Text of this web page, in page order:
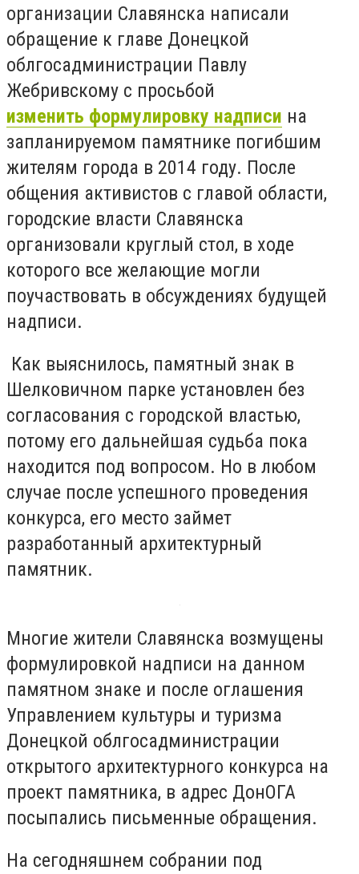
организации Славянска написали
обращение к главе Донецкой
облгосадминистрации Павлу
Жебривскому с просьбой
изменить формулировку надписи на
запланируемом памятнике погибшим
жителям города в 2014 году. После
общения активистов с главой области,
городские власти Славянска
организовали круглый стол, в ходе
которого все желающие могли
поучаствовать в обсуждениях будущей
надписи.
Как выяснилось, памятный знак в
Шелковичном парке установлен без
согласования с городской властью,
потому его дальнейшая судьба пока
находится под вопросом. Но в любом
случае после успешного проведения
конкурса, его место займет
разработанный архитектурный
памятник.
Многие жители Славянска возмущены
формулировкой надписи на данном
памятном знаке и после оглашения
Управлением культуры и туризма
Донецкой облгосадминистрации
открытого архитектурного конкурса на
проект памятника, в адрес ДонОГА
посыпались письменные обращения.
На сегодняшнем собрании под